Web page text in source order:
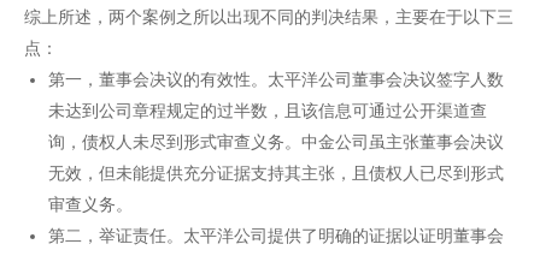
综上所述，两个案例之所以出现不同的判决结果，主要在于以下三
点：
第一，董事会决议的有效性。太平洋公司董事会决议签字人数
未达到公司章程规定的过半数，且该信息可通过公开渠道查
询，债权人未尽到形式审查义务。中金公司虽主张董事会决议
无效，但未能提供充分证据支持其主张，且债权人已尽到形式
审查义务。
第二，举证责任。太平洋公司提供了明确的证据以证明董事会